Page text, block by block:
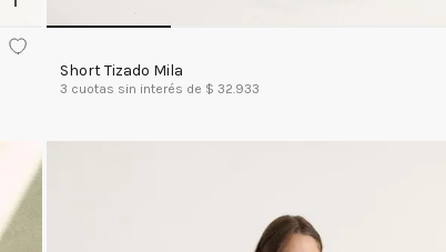
Short Tizado Mila
3 cuotas sin interés de $ 32.933